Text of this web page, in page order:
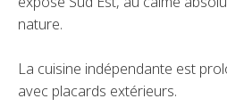
nature.
La cuisine indépendante est
avec placards extérieurs.